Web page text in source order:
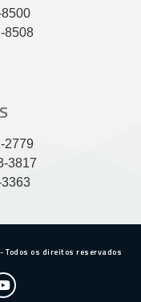
8508
2779
3817
Todos os direitos reservados